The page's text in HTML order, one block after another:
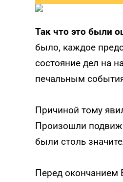
Так что это были
было, каждое
состояние дел на
печальным
Причиной тому
Произошли
были столь
Перед окончанием